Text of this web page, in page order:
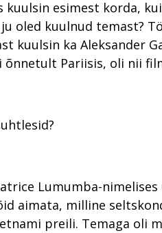
kuulsin esimest korda,
oled kuulnud temast?
kuulsin ka Aleksander
õnnetult Pariisis, oli nii
Lumumba-
aimata, milline
preili. Temaga oli